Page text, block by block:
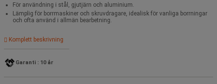
För användning i stål, gjutjärn och aluminium.
Lämplig för borrmaskiner och skruvdragare, idealisk för vanliga borrningar
och ofta använd i allmän bearbetning.
Komplett beskrivning
Garanti : 10 år